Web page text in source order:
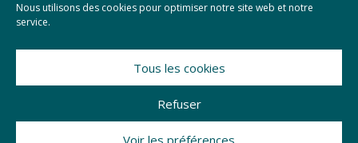
Nous utilisons des cookies pour optimiser notre site web et notre
service.
Tous les cookies
Refuser
Voir les préférences